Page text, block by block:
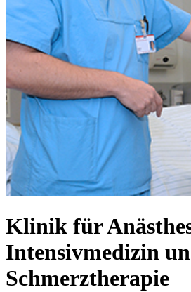
Klinik für
Intensivmedizin
Schmerztherapie